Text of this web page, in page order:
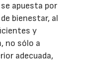
apuesta por
bienestar, al
y
no sólo a
adecuada,